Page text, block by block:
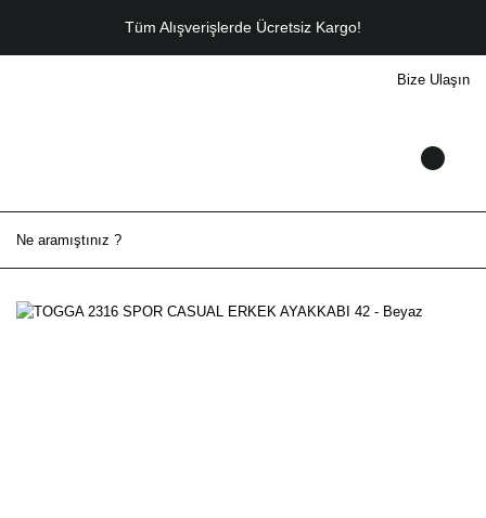
Tüm Alışverişlerde Ücretsiz Kargo!
Bize Ulaşın